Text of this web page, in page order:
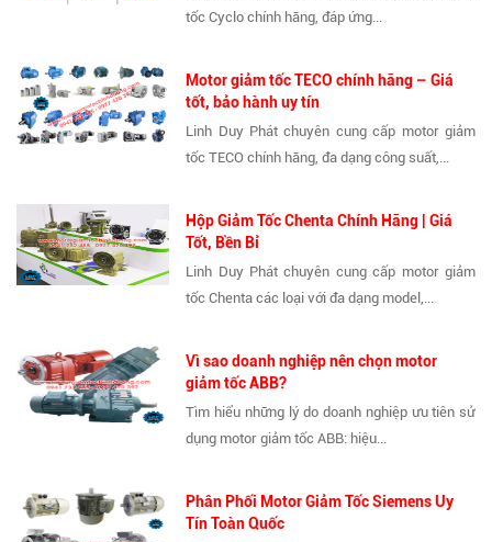
tốc Cyclo chính hãng, đáp ứng...
Motor giảm tốc TECO chính hãng – Giá
tốt, bảo hành uy tín
Linh Duy Phát chuyên cung cấp motor giảm
tốc TECO chính hãng, đa dạng công suất,...
Hộp Giảm Tốc Chenta Chính Hãng | Giá
Tốt, Bền Bỉ
Linh Duy Phát chuyên cung cấp motor giảm
tốc Chenta các loại với đa dạng model,...
Vì sao doanh nghiệp nên chọn motor
giảm tốc ABB?
Tìm hiểu những lý do doanh nghiệp ưu tiên sử
dụng motor giảm tốc ABB: hiệu...
Phân Phối Motor Giảm Tốc Siemens Uy
Tín Toàn Quốc